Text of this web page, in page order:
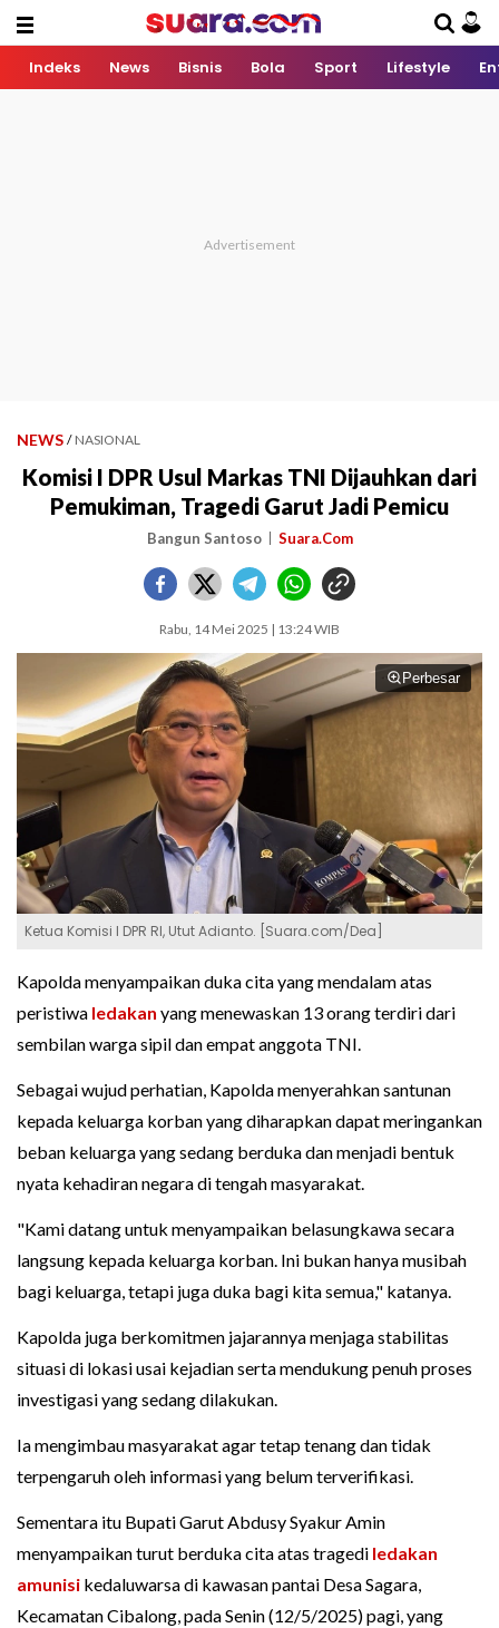
Indeks News Bisnis Bola Sport Lifestyle
NEWS / NASIONAL
Komisi I DPR Usul Markas TNI Dijauhkan dari
Pemukiman, Tragedi Garut Jadi Pemicu
Bangun Santoso Suara.Com
Rabu, 14 Mei 2025 | 13:24 WIB
Perbesar
Ketua Komisi I DPR RI, Utut Adianto. [Suara.com/Dea]
Kapolda menyampaikan duka cita yang mendalam atas
peristiwa ledakan yang menewaskan 13 orang terdiri dari
sembilan warga sipil dan empat anggota TNI.
Sebagai wujud perhatian, Kapolda menyerahkan santunan
kepada keluarga korban yang diharapkan dapat meringankan
beban keluarga yang sedang berduka dan menjadi bentuk
nyata kehadiran negara di tengah masyarakat.
"Kami datang untuk menyampaikan belasungkawa secara
langsung kepada keluarga korban. Ini bukan hanya musibah
bagi keluarga, tetapi juga duka bagi kita semua," katanya.
Kapolda juga berkomitmen jajarannya menjaga stabilitas
situasi di lokasi usai kejadian serta mendukung penuh proses
investigasi yang sedang dilakukan.
Ia mengimbau masyarakat agar tetap tenang dan tidak
terpengaruh oleh informasi yang belum terverifikasi.
Sementara itu Bupati Garut Abdusy Syakur Amin
menyampaikan turut berduka cita atas tragedi ledakan
amunisi kedaluwarsa di kawasan pantai Desa Sagara,
Kecamatan Cibalong, pada Senin (12/5/2025) pagi, yang